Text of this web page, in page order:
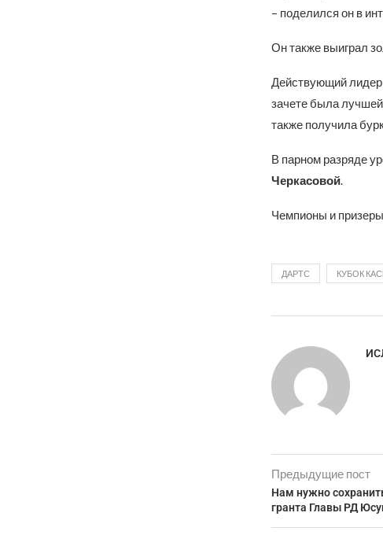
– поделился он в
Он также выиграл
Действующий лидер
зачете была
также получила
В парном разряде
Черкасовой.
Чемпионы и
ДАРТС КУБОК
Предыдущие пост
Нам нужно
гранта Главы РД